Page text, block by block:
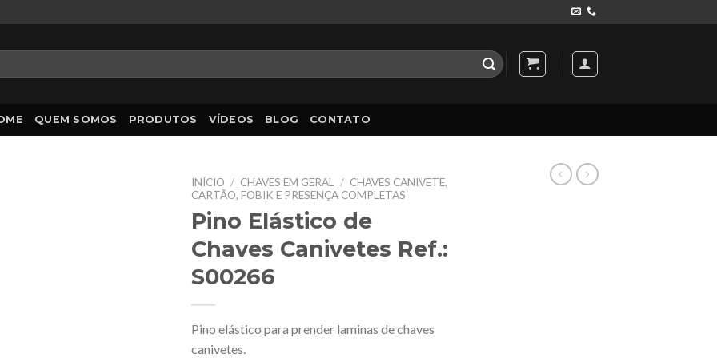
QUEM SOMOS PRODUTOS VÍDEOS BLOG CONTATO
INÍCIO / CHAVES EM GERAL / CHAVES CANIVETE,
CARTÃO, FOBIK E PRESENÇA COMPLETAS
Pino Elástico de
Chaves Canivetes Ref.:
S00266
Pino elástico para prender laminas de chaves
canivetes.